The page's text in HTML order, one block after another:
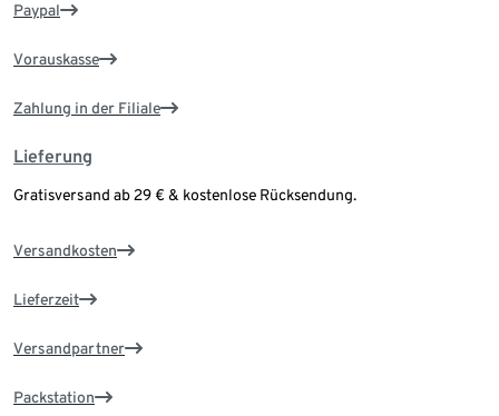
Paypal
Vorauskasse
Zahlung in der Filiale
Lieferung
Gratisversand ab 29 € & kostenlose Rücksendung.
Versandkosten
Lieferzeit
Versandpartner
Packstation